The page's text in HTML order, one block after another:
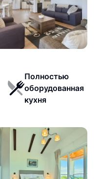
Полностью
оборудованная
кухня